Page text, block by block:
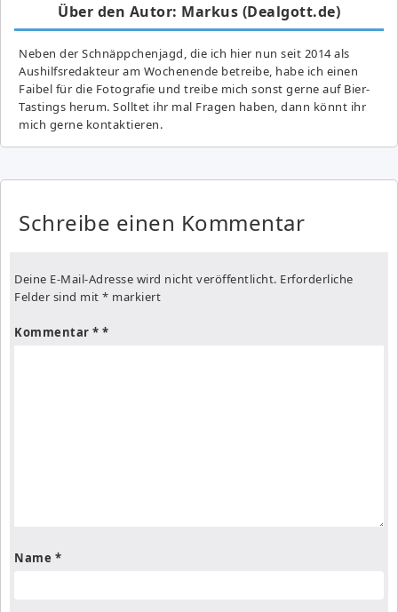
Über den Autor: Markus (Dealgott.de)
Neben der Schnäppchenjagd, die ich hier nun seit 2014 als
Aushilfsredakteur am Wochenende betreibe, habe ich einen
Faibel für die Fotografie und treibe mich sonst gerne auf Bier-
Tastings herum. Solltet ihr mal Fragen haben, dann könnt ihr
mich gerne kontaktieren.
Schreibe einen Kommentar
Deine E-Mail-Adresse wird nicht veröffentlicht. Erforderliche
Felder sind mit * markiert
Kommentar *
Name *